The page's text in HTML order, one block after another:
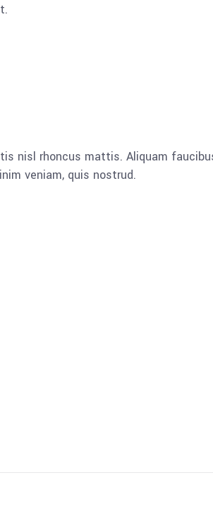
nisl rhoncus mattis. Aliquam
veniam, quis nostrud.